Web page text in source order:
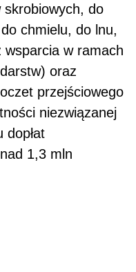
do
chmielu, do lnu,
wsparcia w ramach
oraz
przejściowego
niezwiązanej
dopłat
1,3 mln